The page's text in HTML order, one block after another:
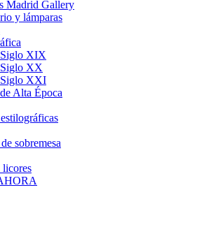
Madrid Gallery
y lámparas
XIX
XX
XXI
Alta Época
sobremesa